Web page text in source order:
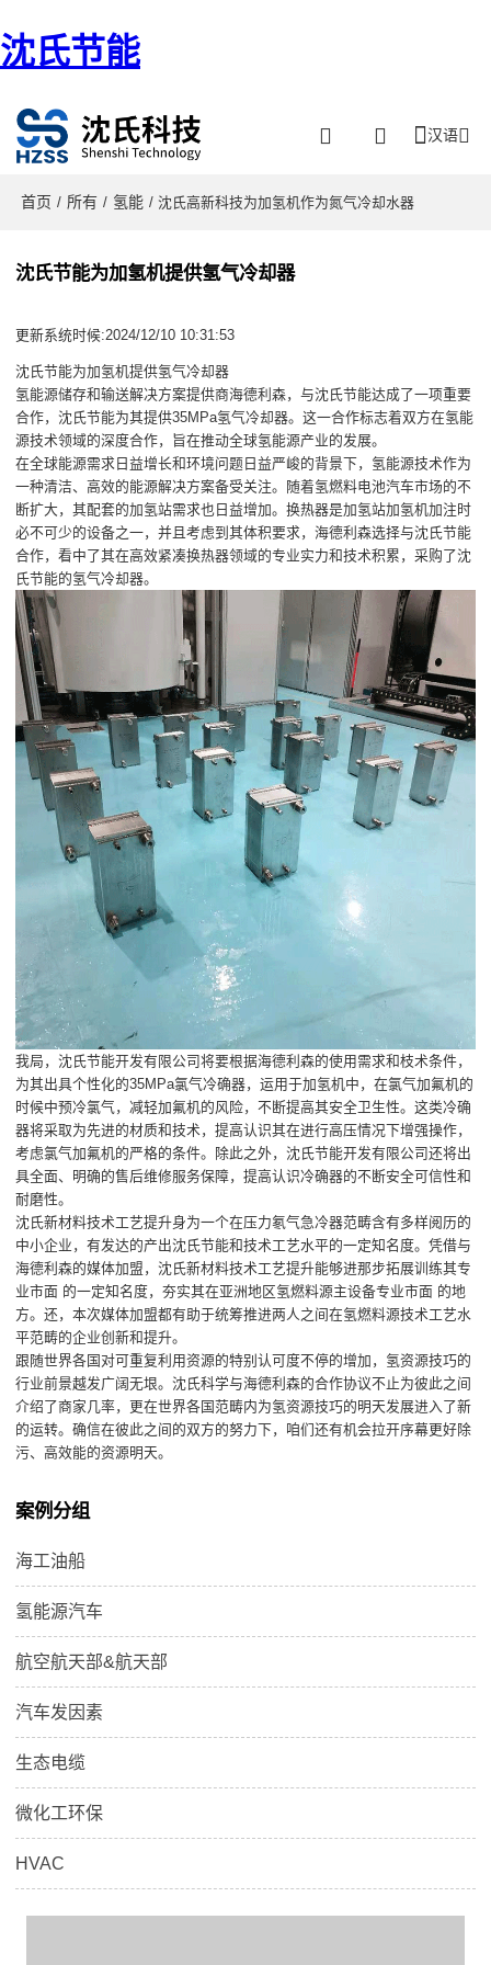
沈氏节能
汉语
首页 / 所有 / 氢能 / 沈氏高新科技为加氢机作为氮气冷却水器
沈氏节能为加氢机提供氢气冷却器
更新系统时候:2024/12/10 10:31:53
沈氏节能为加氢机提供氢气冷却器
氢能源储存和输送解决方案提供商海德利森，与沈氏节能达成了一项重要
合作，沈氏节能为其提供35MPa氢气冷却器。这一合作标志着双方在氢能
源技术领域的深度合作，旨在推动全球氢能源产业的发展。
在全球能源需求日益增长和环境问题日益严峻的背景下，氢能源技术作为
一种清洁、高效的能源解决方案备受关注。随着氢燃料电池汽车市场的不
断扩大，其配套的加氢站需求也日益增加。换热器是加氢站加氢机加注时
必不可少的设备之一，并且考虑到其体积要求，海德利森选择与沈氏节能
合作，看中了其在高效紧凑换热器领域的专业实力和技术积累，采购了沈
氏节能的氢气冷却器。
我局，沈氏节能开发有限公司将要根据海德利森的使用需求和枝术条件，
为其出具个性化的35MPa氯气冷确器，运用于加氢机中，在氯气加氟机的
时候中预冷氯气，减轻加氟机的风险，不断提高其安全卫生性。这类冷确
器将采取为先进的材质和技术，提高认识其在进行高压情况下增强操作，
考虑氯气加氟机的严格的条件。除此之外，沈氏节能开发有限公司还将出
具全面、明确的售后维修服务保障，提高认识冷确器的不断安全可信性和
耐磨性。
沈氏新材料技术工艺提升身为一个在压力氡气急冷器范畴含有多样阅历的
中小企业，有发达的产出沈氏节能和技术工艺水平的一定知名度。凭借与
海德利森的媒体加盟，沈氏新材料技术工艺提升能够进那步拓展训练其专
业市面 的一定知名度，夯实其在亚洲地区氢燃料源主设备专业市面 的地
方。还，本次媒体加盟都有助于统筹推进两人之间在氢燃料源技术工艺水
平范畴的企业创新和提升。
跟随世界各国对可重复利用资源的特别认可度不停的增加，氢资源技巧的
行业前景越发广阔无垠。沈氏科学与海德利森的合作协议不止为彼此之间
介绍了商家几率，更在世界各国范畴内为氢资源技巧的明天发展进入了新
的运转。确信在彼此之间的双方的努力下，咱们还有机会拉开序幕更好除
污、高效能的资源明天。
案例分组
海工油船
氢能源汽车
航空航天部&航天部
汽车发因素
生态电缆
微化工环保
HVAC